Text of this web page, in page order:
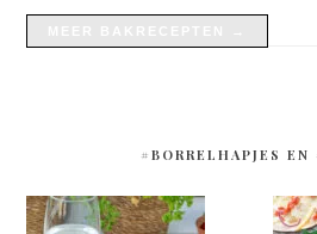
#BORRELHAPJES EN